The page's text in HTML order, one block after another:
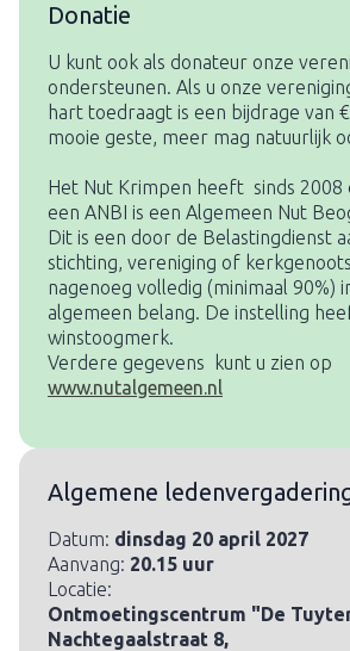
Donatie
U kunt ook als donateur onze
ondersteunen. Als u onze
hart toedraagt is een bijdrage van
mooie geste, meer mag natuurlijk
Het Nut Krimpen heeft sinds 2008
een ANBI is een Algemeen Nut
Dit is een door de Belastingdienst
stichting, vereniging of
nagenoeg volledig (minimaal 90%)
algemeen belang. De instelling
winstoogmerk.
Verdere gegevens kunt u zien op
www.nutalgemeen.nl
Algemene
Datum: dinsdag 20 april 2027
Aanvang: 20.15 uur
Locatie:
Ontmoetingscentrum "De
Nachtegaalstraat 8,